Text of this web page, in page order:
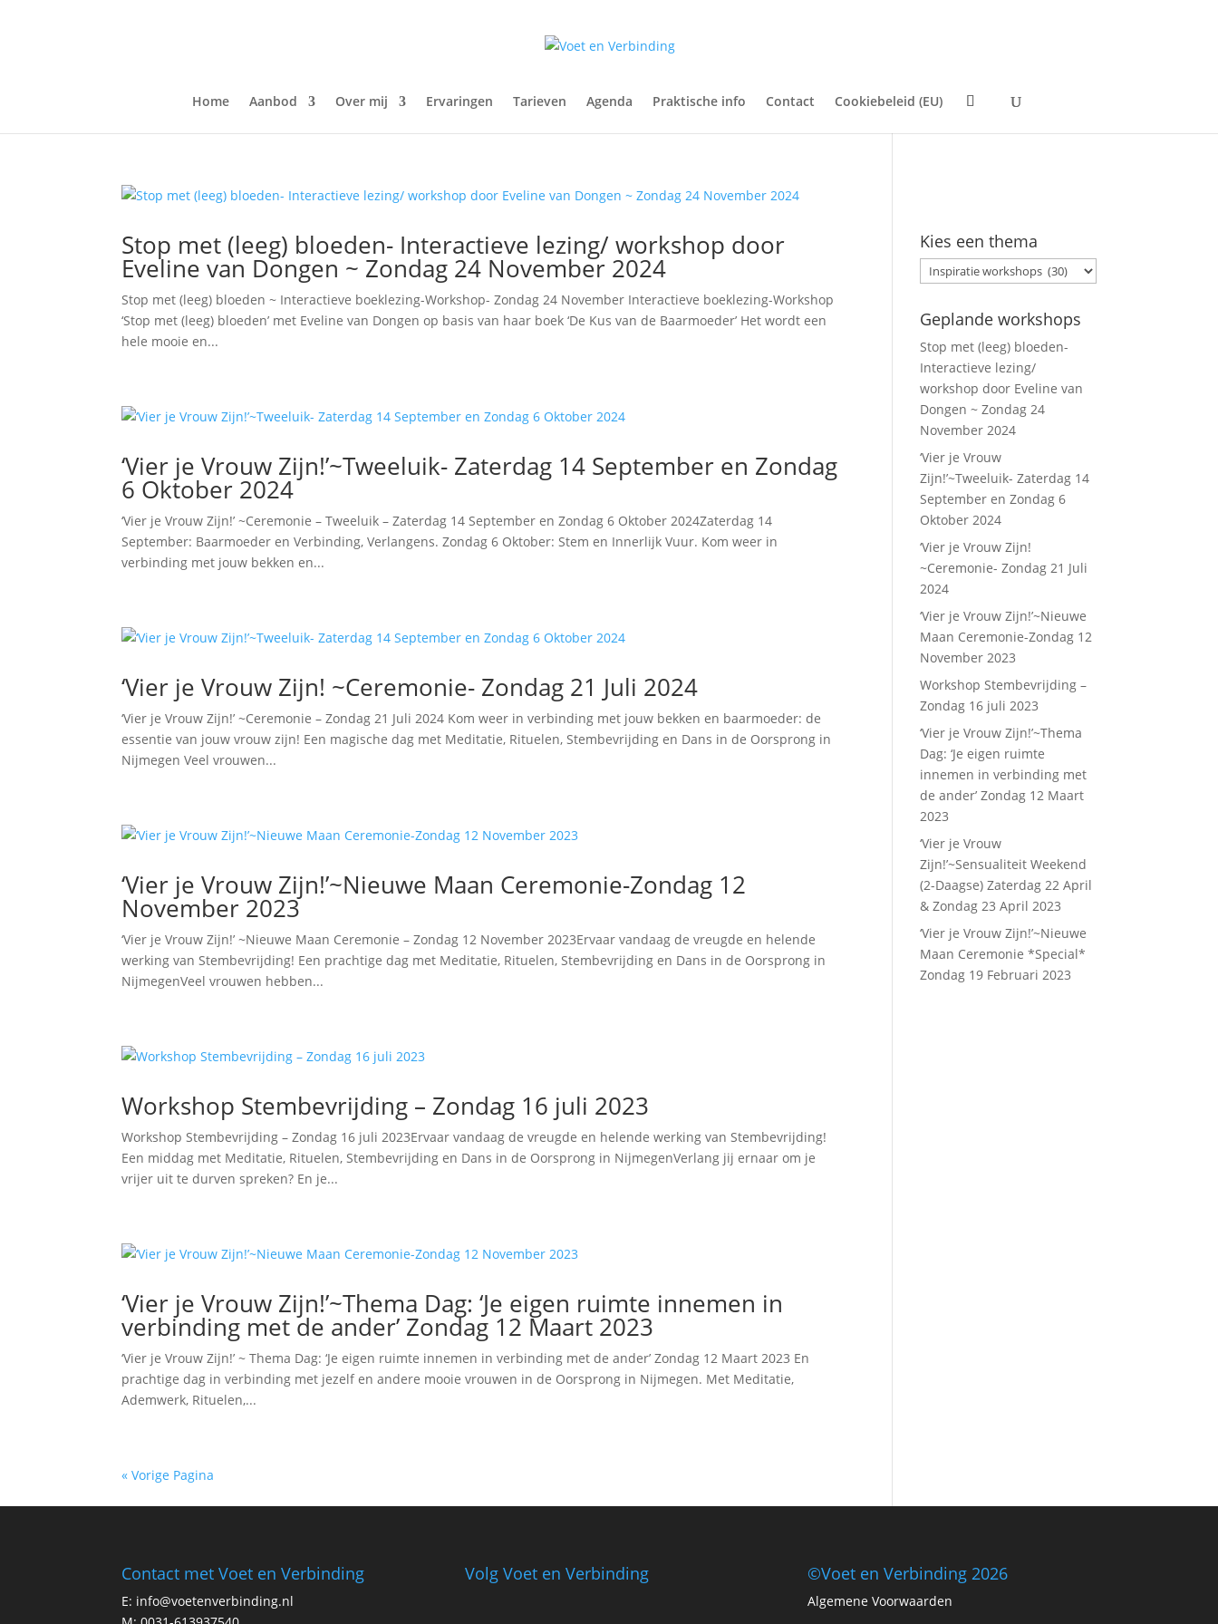
Home Aanbod Over mij Ervaringen Tarieven Agenda Praktische info Contact Cookiebeleid (EU)
Stop met (leeg) bloeden- Interactieve lezing/ workshop door
Eveline van Dongen ~ Zondag 24 November 2024
Stop met (leeg) bloeden ~ Interactieve boeklezing-Workshop- Zondag 24 November Interactieve boeklezing-Workshop
‘Stop met (leeg) bloeden’ met Eveline van Dongen op basis van haar boek ‘De Kus van de Baarmoeder’ Het wordt een
hele mooie en...
‘Vier je Vrouw Zijn!’~Tweeluik- Zaterdag 14 September en Zondag
6 Oktober 2024
‘Vier je Vrouw Zijn!’ ~Ceremonie – Tweeluik – Zaterdag 14 September en Zondag 6 Oktober 2024Zaterdag 14
September: Baarmoeder en Verbinding, Verlangens. Zondag 6 Oktober: Stem en Innerlijk Vuur. Kom weer in
verbinding met jouw bekken en...
‘Vier je Vrouw Zijn! ~Ceremonie- Zondag 21 Juli 2024
‘Vier je Vrouw Zijn!’ ~Ceremonie – Zondag 21 Juli 2024 Kom weer in verbinding met jouw bekken en baarmoeder: de
essentie van jouw vrouw zijn! Een magische dag met Meditatie, Rituelen, Stembevrijding en Dans in de Oorsprong in
Nijmegen Veel vrouwen...
‘Vier je Vrouw Zijn!’~Nieuwe Maan Ceremonie-Zondag 12
November 2023
‘Vier je Vrouw Zijn!’ ~Nieuwe Maan Ceremonie – Zondag 12 November 2023Ervaar vandaag de vreugde en helende
werking van Stembevrijding! Een prachtige dag met Meditatie, Rituelen, Stembevrijding en Dans in de Oorsprong in
NijmegenVeel vrouwen hebben...
Workshop Stembevrijding – Zondag 16 juli 2023
Workshop Stembevrijding – Zondag 16 juli 2023Ervaar vandaag de vreugde en helende werking van Stembevrijding!
Een middag met Meditatie, Rituelen, Stembevrijding en Dans in de Oorsprong in NijmegenVerlang jij ernaar om je
vrijer uit te durven spreken? En je...
‘Vier je Vrouw Zijn!’~Thema Dag: ‘Je eigen ruimte innemen in
verbinding met de ander’ Zondag 12 Maart 2023
‘Vier je Vrouw Zijn!’ ~ Thema Dag: ‘Je eigen ruimte innemen in verbinding met de ander’ Zondag 12 Maart 2023 En
prachtige dag in verbinding met jezelf en andere mooie vrouwen in de Oorsprong in Nijmegen. Met Meditatie,
Ademwerk, Rituelen,...
« Vorige Pagina
Kies een thema
Kies
een
thema
Geplande workshops
Stop met (leeg) bloeden-
Interactieve lezing/
workshop door Eveline van
Dongen ~ Zondag 24
November 2024
‘Vier je Vrouw
Zijn!’~Tweeluik- Zaterdag 14
September en Zondag 6
Oktober 2024
‘Vier je Vrouw Zijn!
~Ceremonie- Zondag 21 Juli
2024
‘Vier je Vrouw Zijn!’~Nieuwe
Maan Ceremonie-Zondag 12
November 2023
Workshop Stembevrijding –
Zondag 16 juli 2023
‘Vier je Vrouw Zijn!’~Thema
Dag: ‘Je eigen ruimte
innemen in verbinding met
de ander’ Zondag 12 Maart
2023
‘Vier je Vrouw
Zijn!’~Sensualiteit Weekend
(2-Daagse) Zaterdag 22 April
& Zondag 23 April 2023
‘Vier je Vrouw Zijn!’~Nieuwe
Maan Ceremonie *Special*
Zondag 19 Februari 2023
Contact met Voet en Verbinding
E: info@voetenverbinding.nl
Volg Voet en Verbinding ©Voet en Verbinding 2026
Algemene Voorwaarden